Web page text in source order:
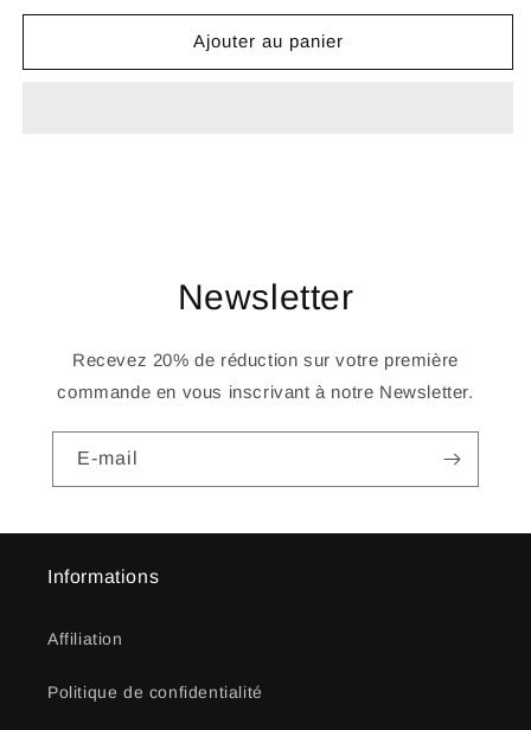
Ajouter au panier
Newsletter
Recevez 20% de réduction sur votre première
commande en vous inscrivant à notre Newsletter.
E-mail
Informations
Affiliation
Politique de confidentialité